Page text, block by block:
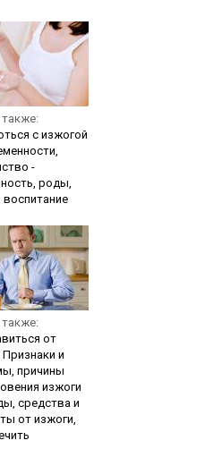
также:
с изжогой
-
роды,
воспитание
также:
от
и
причины
изжоги
средства и
от изжоги,